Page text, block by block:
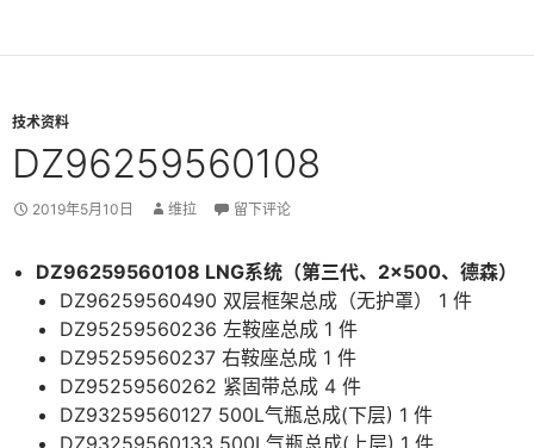
技术资料
DZ96259560108
2019年5月10日 维拉 留下评论
DZ96259560108 LNG系统（第三代、2×500、德森）
DZ96259560490 双层框架总成（无护罩） 1 件
DZ95259560236 左鞍座总成 1 件
DZ95259560237 右鞍座总成 1 件
DZ95259560262 紧固带总成 4 件
DZ93259560127 500L气瓶总成(下层) 1 件
DZ93259560133 500L气瓶总成(上层) 1 件